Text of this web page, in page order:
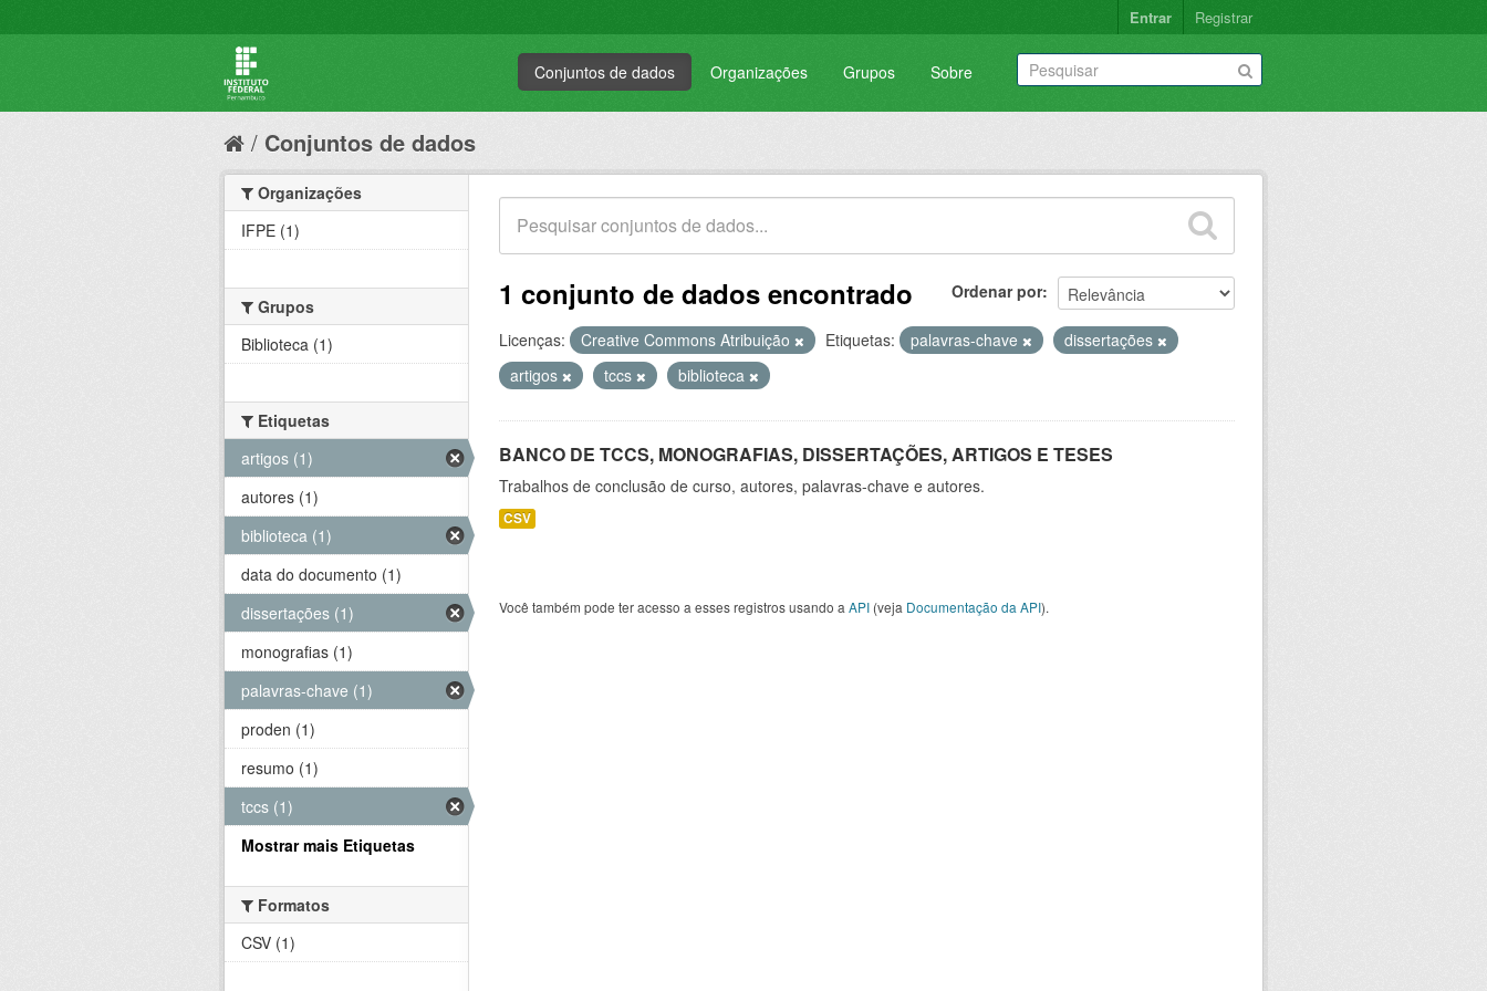
Entrar Registrar
Conjuntos de dados Organizações Grupos Sobre
Conjuntos de dados
Ordenar por
1 conjunto de dados encontrado
Licenças: Creative Commons Atribuição Etiquetas: palavras-chave
dissertações
artigos
tccs biblioteca
BANCO DE TCCS, MONOGRAFIAS, DISSERTAÇÕES, ARTIGOS E TESES
Trabalhos de conclusão de curso, autores, palavras-chave e autores.
CSV
Você também pode ter acesso a esses registros usando a API (veja Documentação da API).
Organizações
IFPE (1)
Grupos
Biblioteca (1)
Etiquetas
artigos (1)
autores (1)
biblioteca (1)
data do documento (1)
dissertações (1)
monografias (1)
palavras-chave (1)
proden (1)
resumo (1)
tccs (1)
Mostrar mais Etiquetas
Formatos
CSV (1)